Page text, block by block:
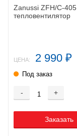
Zanussi ZFH/C-405
тепловентилятор
ЦЕНА: 2 990 ₽
Под заказ
- +
Заказать